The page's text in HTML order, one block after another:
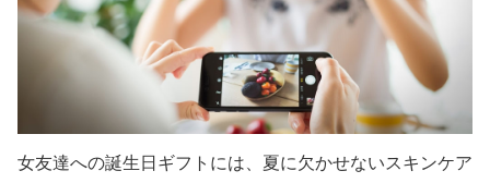
女友達への誕生日ギフトには、夏に欠かせないスキンケア